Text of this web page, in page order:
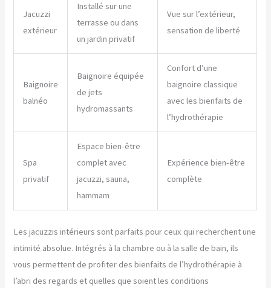
Jacuzzi
extérieur
Installé sur une
terrasse ou dans
un jardin privatif
Vue sur l’extérieur,
sensation de liberté
Baignoire
balnéo
Baignoire équipée
de jets
hydromassants
Confort d’une
baignoire classique
avec les bienfaits de
l’hydrothérapie
Spa
privatif
Espace bien-être
complet avec
jacuzzi, sauna,
hammam
Expérience bien-être
complète
Les jacuzzis intérieurs sont parfaits pour ceux qui recherchent une
intimité absolue. Intégrés à la chambre ou à la salle de bain, ils
vous permettent de profiter des bienfaits de l’hydrothérapie à
l’abri des regards et quelles que soient les conditions